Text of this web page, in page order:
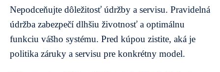
Nepodceňujte dôležitosť údržby a servisu. Pravidelná
údržba zabezpečí dlhšiu životnosť a optimálnu
funkciu vášho systému. Pred kúpou zistite, aká je
politika záruky a servisu pre konkrétny model.